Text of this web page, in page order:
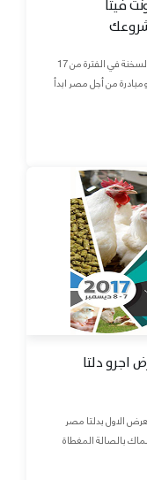
فيتا
المؤتمر العلمي الثاني لمجموعة رونت فيتا بمدينة السخنة في الفترة من 17
ومبادرة من أجل مصر ابدأ
اجرو دلتا
الاول بدلتا مصر
بالصالة المغطاة